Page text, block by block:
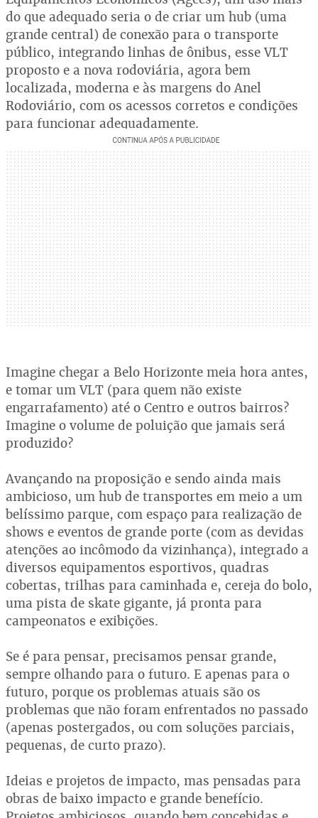
do que adequado seria o de criar um hub (uma
grande central) de conexão para o transporte
público, integrando linhas de ônibus, esse VLT
proposto e a nova rodoviária, agora bem
localizada, moderna e às margens do Anel
Rodoviário, com os acessos corretos e condições
para funcionar adequadamente.
Imagine chegar a Belo Horizonte meia hora antes,
e tomar um VLT (para quem não existe
engarrafamento) até o Centro e outros bairros?
Imagine o volume de poluição que jamais será
produzido?
Avançando na proposição e sendo ainda mais
ambicioso, um hub de transportes em meio a um
belíssimo parque, com espaço para realização de
shows e eventos de grande porte (com as devidas
atenções ao incômodo da vizinhança), integrado a
diversos equipamentos esportivos, quadras
cobertas, trilhas para caminhada e, cereja do bolo,
uma pista de skate gigante, já pronta para
campeonatos e exibições.
Se é para pensar, precisamos pensar grande,
sempre olhando para o futuro. E apenas para o
futuro, porque os problemas atuais são os
problemas que não foram enfrentados no passado
(apenas postergados, ou com soluções parciais,
pequenas, de curto prazo).
Ideias e projetos de impacto, mas pensadas para
obras de baixo impacto e grande benefício.